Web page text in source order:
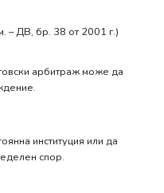
– ДВ, бр. 38 от 2001 г.)
арбитраж може да
институция или да
спор.